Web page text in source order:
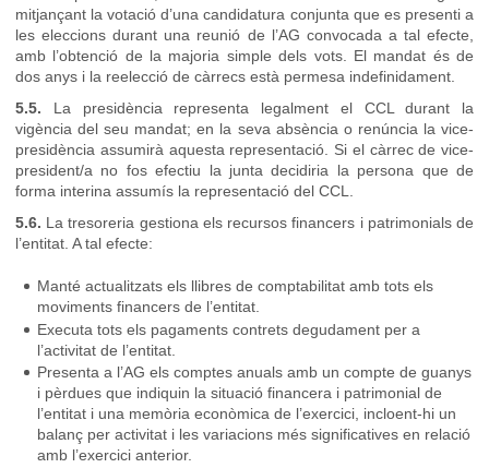
mitjançant la votació d’una candidatura conjunta que es presenti a
les eleccions durant una reunió de l’AG convocada a tal efecte,
amb l’obtenció de la majoria simple dels vots. El mandat és de
dos anys i la reelecció de càrrecs està permesa indefinidament.
5.5. La presidència representa legalment el CCL durant la
vigència del seu mandat; en la seva absència o renúncia la vice-
presidència assumirà aquesta representació. Si el càrrec de vice-
president/a no fos efectiu la junta decidiria la persona que de
forma interina assumís la representació del CCL.
5.6. La tresoreria gestiona els recursos financers i patrimonials de
l’entitat. A tal efecte:
Manté actualitzats els llibres de comptabilitat amb tots els
moviments financers de l’entitat.
Executa tots els pagaments contrets degudament per a
l’activitat de l’entitat.
Presenta a l’AG els comptes anuals amb un compte de guanys
i pèrdues que indiquin la situació financera i patrimonial de
l’entitat i una memòria econòmica de l’exercici, incloent-hi un
balanç per activitat i les variacions més significatives en relació
amb l’exercici anterior.